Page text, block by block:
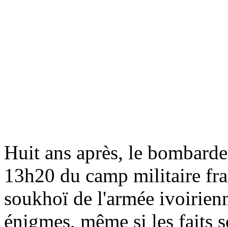
Huit ans après, le
13h20 du camp militaire
soukhoï de l'armée
énigmes, même si les faits